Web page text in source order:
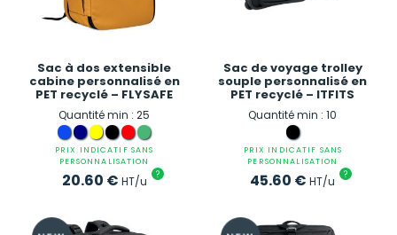
Sac à dos extensible
cabine personnalisé en
PET recyclé – FLYSAFE
Quantité min : 25
PRIX INDICATIF SANS
PERSONNALISATION
20.60 € HT/u ?
Sac de voyage trolley
souple personnalisé en
PET recyclé – ITFITS
Quantité min : 10
PRIX INDICATIF SANS
PERSONNALISATION
45.60 € HT/u ?